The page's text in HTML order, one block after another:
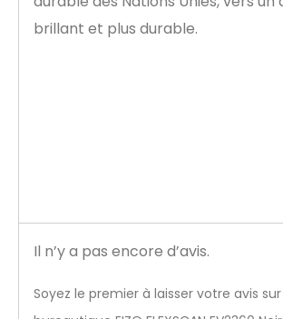
brillant et plus durable.
Il n’y a pas encore d’avis.
Soyez le premier à laisser votre avis sur